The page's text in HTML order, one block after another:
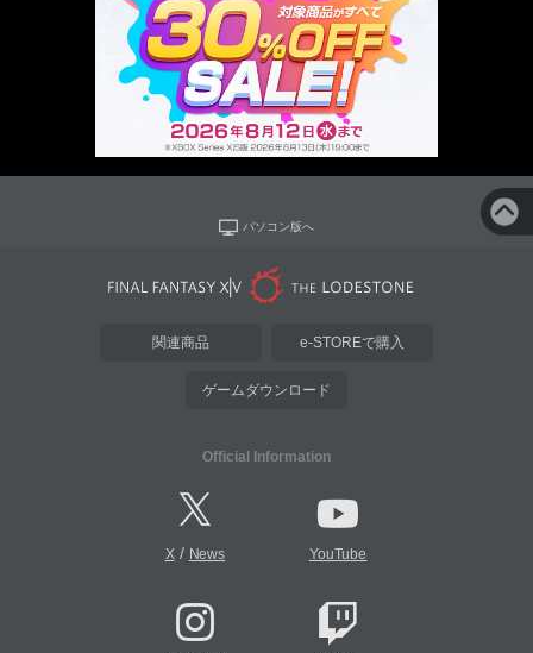
パソコン版へ
関連商品 e-STOREで購入
ゲームダウンロード
Official Information
X/ News YouTube